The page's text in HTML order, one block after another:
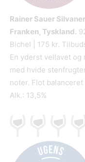
Rainer Sauer
Franken, Tyskland.
Bichel | 175 kr.
En yderst vellavet
med hvide
noter. Flot
Alk.: 13,5%